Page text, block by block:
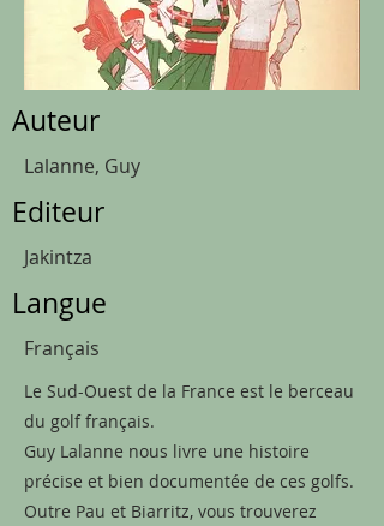
Auteur
Lalanne, Guy
Editeur
Jakintza
Langue
Français
Le Sud-Ouest de la France est le berceau
du golf français.
Guy Lalanne nous livre une histoire
précise et bien documentée de ces golfs.
Outre Pau et Biarritz, vous trouverez